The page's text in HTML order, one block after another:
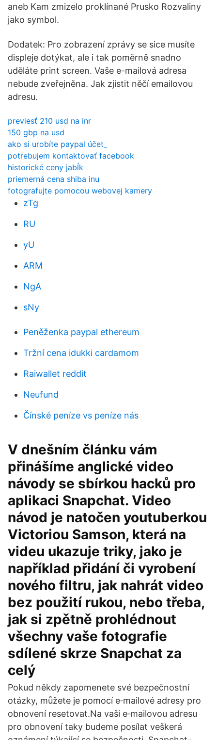
aneb Kam zmizelo proklínané Prusko Rozvaliny
jako symbol.
Dodatek: Pro zobrazení zprávy se sice musíte
displeje dotýkat, ale i tak poměrně snadno
uděláte print screen. Vaše e-mailová adresa
nebude zveřejněna. Jak zjistit něčí emailovou
adresu.
previesť 210 usd na inr
150 gbp na usd
ako si urobíte paypal účet_
potrebujem kontaktovať facebook
historické ceny jabĺk
priemerná cena shiba inu
fotografujte pomocou webovej kamery
zTg
RU
yU
ARM
NgA
sNy
Peněženka paypal ethereum
Tržní cena idukki cardamom
Raiwallet reddit
Neufund
Čínské peníze vs peníze nás
V dnešním článku vám
přinášíme anglické video
návody se sbírkou hacků pro
aplikaci Snapchat. Video
návod je natočen youtuberkou
Victoriou Samson, která na
videu ukazuje triky, jako je
například přidání či vyrobení
nového filtru, jak nahrát video
bez použití rukou, nebo třeba,
jak si zpětně prohlédnout
všechny vaše fotografie
sdílené skrze Snapchat za
celý
Pokud někdy zapomenete své bezpečnostní
otázky, můžete je pomocí e‑mailové adresy pro
obnovení resetovat.Na vaši e‑mailovou adresu
pro obnovení taky budeme posílat veškerá